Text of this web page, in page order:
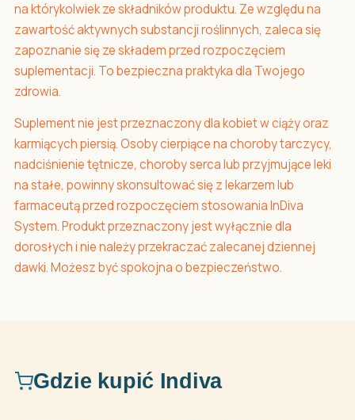
na którykolwiek ze składników produktu. Ze względu na
zawartość aktywnych substancji roślinnych, zaleca się
zapoznanie się ze składem przed rozpoczęciem
suplementacji. To bezpieczna praktyka dla Twojego
zdrowia.
Suplement nie jest przeznaczony dla kobiet w ciąży oraz
karmiących piersią. Osoby cierpiące na choroby tarczycy,
nadciśnienie tętnicze, choroby serca lub przyjmujące leki
na stałe, powinny skonsultować się z lekarzem lub
farmaceutą przed rozpoczęciem stosowania InDiva
System. Produkt przeznaczony jest wyłącznie dla
dorosłych i nie należy przekraczać zalecanej dziennej
dawki. Możesz być spokojna o bezpieczeństwo.
Gdzie kupić Indiva